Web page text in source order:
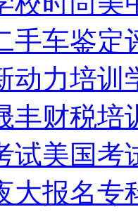
手车鉴定
动力培训
丰财税培
试美国考
大报名专